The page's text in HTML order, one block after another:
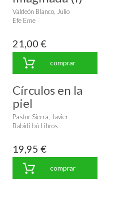
Valdeón Blanco, Julio
Efe Eme
21,00 €
comprar
Círculos en la
piel
Pastor Sierra, Javier
Babidi-bú Libros
19,95 €
comprar